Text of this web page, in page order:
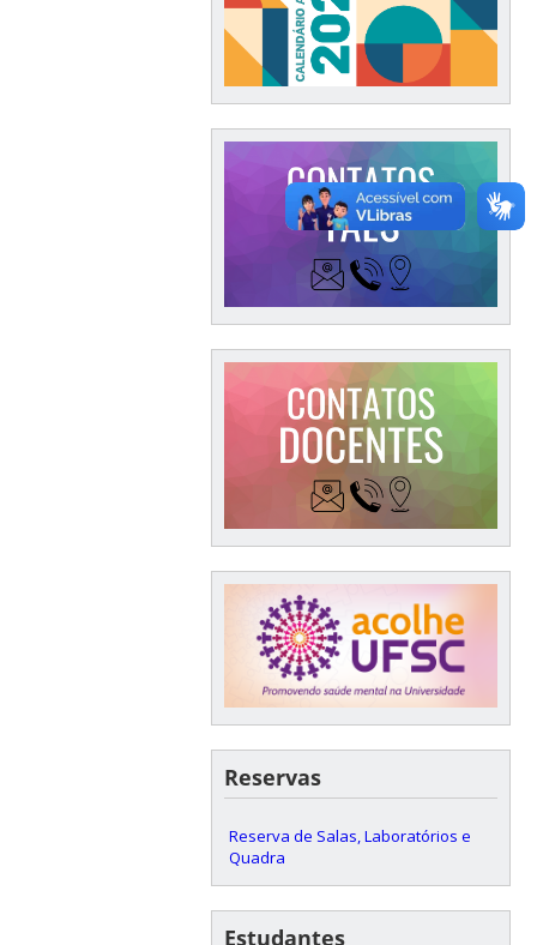
Reservas
Reserva de Salas, Laboratórios e
Quadra
Estudantes